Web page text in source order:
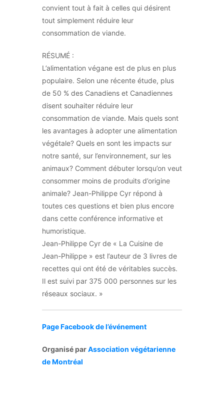
convient tout à fait à celles qui désirent
tout simplement réduire leur
consommation de viande.
RÉSUMÉ :
L’alimentation végane est de plus en plus
populaire. Selon une récente étude, plus
de 50 % des Canadiens et Canadiennes
disent souhaiter réduire leur
consommation de viande. Mais quels sont
les avantages à adopter une alimentation
végétale? Quels en sont les impacts sur
notre santé, sur l’environnement, sur les
animaux? Comment débuter lorsqu’on veut
consommer moins de produits d’origine
animale? Jean-Philippe Cyr répond à
toutes ces questions et bien plus encore
dans cette conférence informative et
humoristique.
Jean-Philippe Cyr de « La Cuisine de
Jean-Philippe » est l’auteur de 3 livres de
recettes qui ont été de véritables succès.
Il est suivi par 375 000 personnes sur les
réseaux sociaux. »
Page Facebook de l’événement
Organisé parAssociation végétarienne
de Montréal